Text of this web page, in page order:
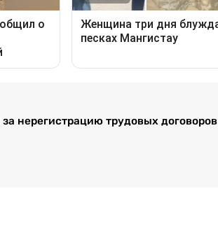
нерегистрацию трудовых договоров